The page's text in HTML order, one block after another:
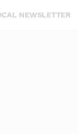
NEWSLETTER